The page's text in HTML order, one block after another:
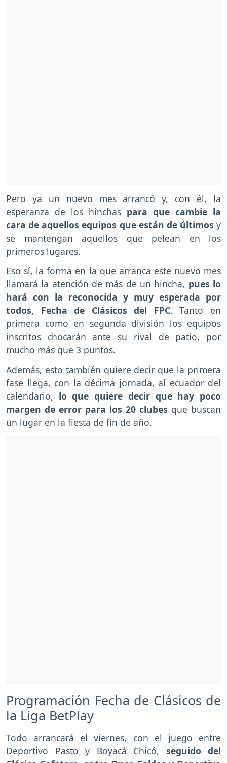
Pero ya un nuevo mes arrancó y, con él, la
esperanza de los hinchas para que cambie la
cara de aquellos equipos que están de últimos y
se mantengan aquellos que pelean en los
primeros lugares.
Eso sí, la forma en la que arranca este nuevo mes
llamará la atención de más de un hincha, pues lo
hará con la reconocida y muy esperada por
todos, Fecha de Clásicos del FPC. Tanto en
primera como en segunda división los equipos
inscritos chocarán ante su rival de patio, por
mucho más que 3 puntos.
Además, esto también quiere decir que la primera
fase llega, con la décima jornada, al ecuador del
calendario, lo que quiere decir que hay poco
margen de error para los 20 clubes que buscan
un lugar en la fiesta de fin de año.
Programación Fecha de Clásicos de
la Liga BetPlay
Todo arrancará el viernes, con el juego entre
Deportivo Pasto y Boyacá Chicó, seguido del